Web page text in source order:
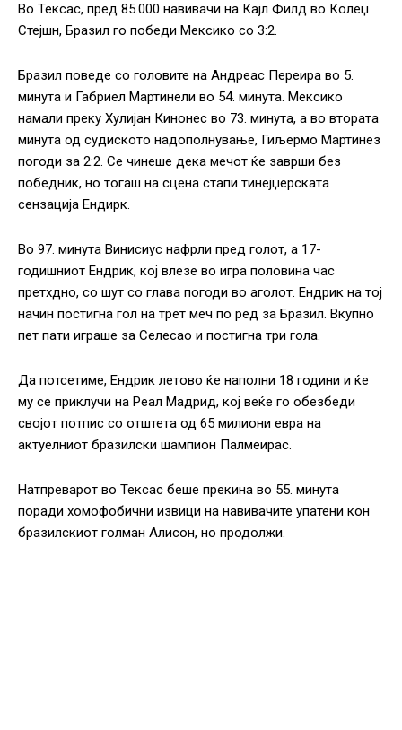
Во Тексас, пред 85.000 навивачи на Кајл Филд во Колеџ
Стејшн, Бразил го победи Мексико со 3:2.
Бразил поведе со головите на Андреас Переира во 5.
минута и Габриел Мартинели во 54. минута. Мексико
намали преку Хулијан Кинонес во 73. минута, а во втората
минута од судиското надополнување, Гиљермо Мартинез
погоди за 2:2. Се чинеше дека мечот ќе заврши без
победник, но тогаш на сцена стапи тинејџерската
сензација Ендирк.
Во 97. минута Винисиус нафрли пред голот, а 17-
годишниот Ендрик, кој влезе во игра половина час
претхдно, со шут со глава погоди во аголот. Ендрик на тој
начин постигна гол на трет меч по ред за Бразил. Вкупно
пет пати играше за Селесао и постигна три гола.
Да потсетиме, Ендрик летово ќе наполни 18 години и ќе
му се приклучи на Реал Мадрид, кој веќе го обезбеди
својот потпис со отштета од 65 милиони евра на
актуелниот бразилски шампион Палмеирас.
Натпреварот во Тексас беше прекина во 55. минута
поради хомофобични извици на навивачите упатени кон
бразилскиот голман Алисон, но продолжи.